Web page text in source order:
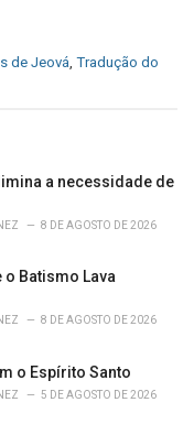
de Jeová, Tradução do
a necessidade de
8 DE AGOSTO DE 2026
o Batismo Lava
8 DE AGOSTO DE 2026
o Espírito Santo
5 DE AGOSTO DE 2026